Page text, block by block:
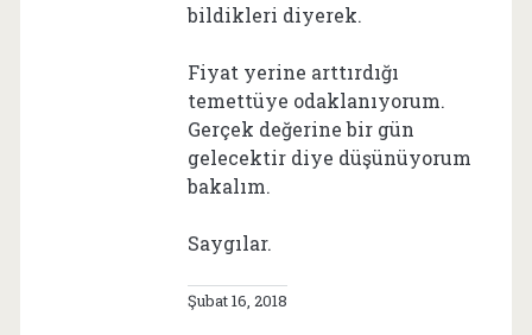
bildikleri diyerek.
Fiyat yerine arttırdığı
temettüye odaklanıyorum.
Gerçek değerine bir gün
gelecektir diye düşünüyorum
bakalım.
Saygılar.
Şubat 16, 2018